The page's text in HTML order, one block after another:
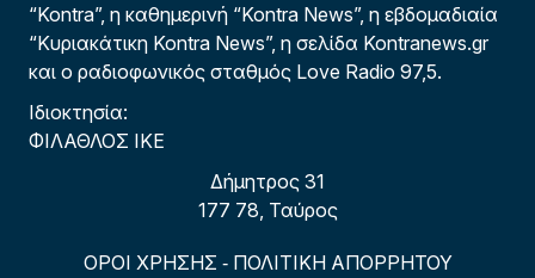
“Kontra”, η καθημερινή “Kontra News”, η εβδομαδιαία
“Κυριακάτικη Kontra News”, η σελίδα Kontranews.gr
και ο ραδιοφωνικός σταθμός Love Radio 97,5.
Ιδιοκτησία:
ΦΙΛΑΘΛΟΣ ΙΚΕ
Δήμητρος 31
177 78, Ταύρος
ΟΡΟΙ ΧΡΗΣΗΣ - ΠΟΛΙΤΙΚΗ ΑΠΟΡΡΗΤΟΥ